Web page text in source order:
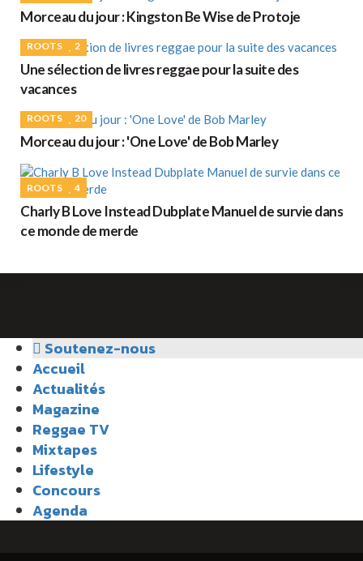
Morceau du jour : Kingston Be Wise de Protoje
ROOTS 2
Une sélection de livres reggae pour la suite des
vacances
ROOTS 20
Morceau du jour : 'One Love' de Bob Marley
ROOTS 4
Charly B Love Instead Dubplate Manuel de survie dans
ce monde de merde
Soutenez-nous
Accueil
Actualités
Magazine
Reggae TV
Mixtapes
Lifestyle
Concours
Agenda